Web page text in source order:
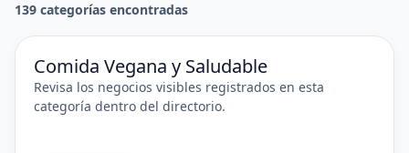
139 categorías encontradas
Comida Vegana y Saludable
Revisa los negocios visibles registrados en esta
categoría dentro del directorio.